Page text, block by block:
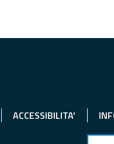
ACCESSIBILITA'